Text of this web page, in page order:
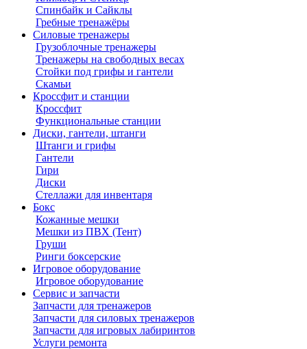
Спинбайк и Сайклы
Гребные тренажёры
Силовые тренажеры
Грузоблочные тренажеры
Тренажеры на свободных весах
Стойки под грифы и гантели
Скамьи
Кроссфит и станции
Кроссфит
Функциональные станции
Диски, гантели, штанги
Штанги и грифы
Гантели
Гири
Диски
Стеллажи для инвентаря
Бокс
Кожанные мешки
Мешки из ПВХ (Тент)
Груши
Ринги боксерские
Игровое оборудование
Игровое оборудование
Сервис и запчасти
Запчасти для тренажеров
Запчасти для силовых тренажеров
Запчасти для игровых лабиринтов
Услуги ремонта